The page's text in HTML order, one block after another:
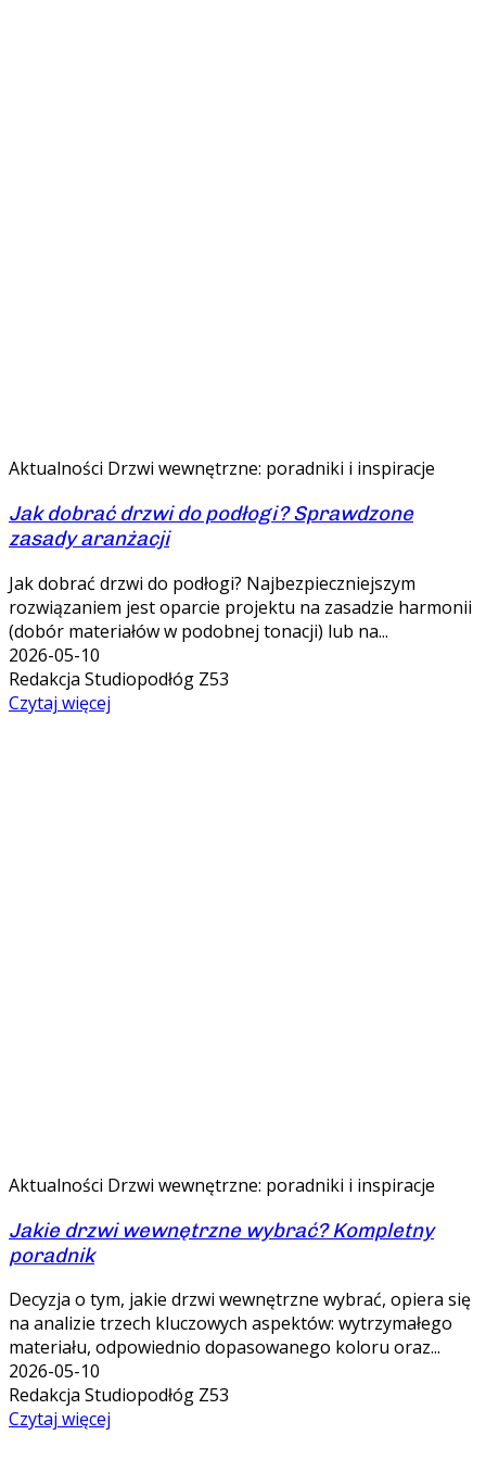
Aktualności Drzwi wewnętrzne: poradniki i inspiracje
Jak dobrać drzwi do podłogi? Sprawdzone
zasady aranżacji
Jak dobrać drzwi do podłogi? Najbezpieczniejszym
rozwiązaniem jest oparcie projektu na zasadzie harmonii
(dobór materiałów w podobnej tonacji) lub na...
2026-05-10
Redakcja Studiopodłóg Z53
Czytaj więcej
Aktualności Drzwi wewnętrzne: poradniki i inspiracje
Jakie drzwi wewnętrzne wybrać? Kompletny
poradnik
Decyzja o tym, jakie drzwi wewnętrzne wybrać, opiera się
na analizie trzech kluczowych aspektów: wytrzymałego
materiału, odpowiednio dopasowanego koloru oraz...
2026-05-10
Redakcja Studiopodłóg Z53
Czytaj więcej